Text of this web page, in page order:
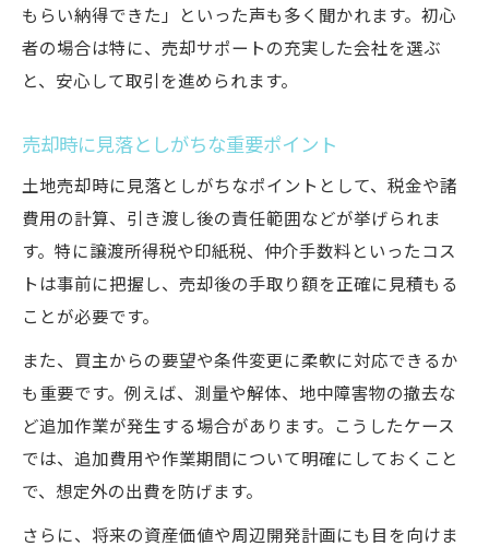
もらい納得できた」といった声も多く聞かれます。初心
者の場合は特に、売却サポートの充実した会社を選ぶ
と、安心して取引を進められます。
売却時に見落としがちな重要ポイント
土地売却時に見落としがちなポイントとして、税金や諸
費用の計算、引き渡し後の責任範囲などが挙げられま
す。特に譲渡所得税や印紙税、仲介手数料といったコス
トは事前に把握し、売却後の手取り額を正確に見積もる
ことが必要です。
また、買主からの要望や条件変更に柔軟に対応できるか
も重要です。例えば、測量や解体、地中障害物の撤去な
ど追加作業が発生する場合があります。こうしたケース
では、追加費用や作業期間について明確にしておくこと
で、想定外の出費を防げます。
さらに、将来の資産価値や周辺開発計画にも目を向けま